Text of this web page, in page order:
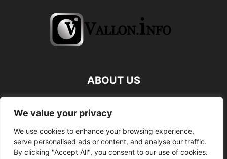
We value your privacy
We use cookies to enhance your browsing experience,
serve personalised ads or content, and analyse our traffic.
By clicking "Accept All", you consent to our use of cookies.
ABOUT US
FOLLOW US